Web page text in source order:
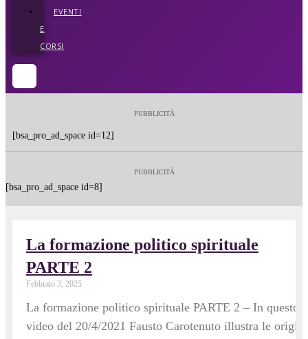
EVENTI
E
CORSI
PUBBLICITÀ
[bsa_pro_ad_space id=12]
PUBBLICITÀ
[bsa_pro_ad_space id=8]
La formazione politico spirituale
PARTE 2
Febbraio 3, 2025
La formazione politico spirituale PARTE 2 – In questo
video del 20/4/2021 Fausto Carotenuto illustra le origini